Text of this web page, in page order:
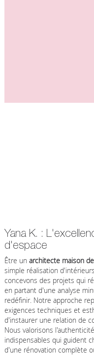
Yana K. :
d'espace
Être un architecte maison
simple réalisation
concevons des projets qui
en partant d'une analyse
redéfinir. Notre approche
exigences techniques et
d'instaurer une relation de
Nous valorisons
indispensables qui guident
d'une rénovation complète